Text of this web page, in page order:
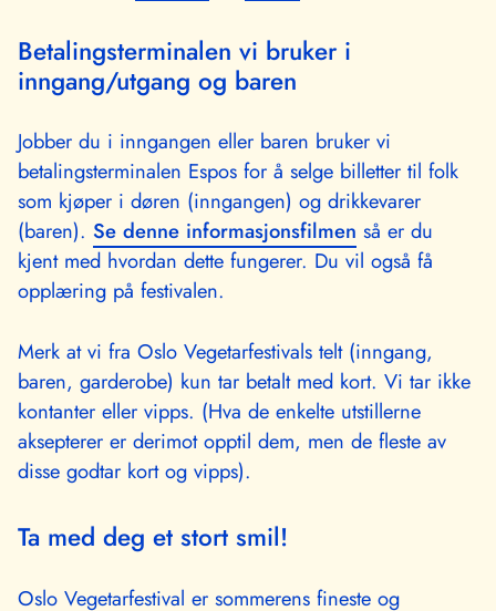
Betalingsterminalen vi bruker i
inngang/utgang og baren
Jobber du i inngangen eller baren bruker vi
betalingsterminalen Espos for å selge billetter til folk
som kjøper i døren (inngangen) og drikkevarer
(baren). Se denne informasjonsfilmen så er du
kjent med hvordan dette fungerer. Du vil også få
opplæring på festivalen.
Merk at vi fra Oslo Vegetarfestivals telt (inngang,
baren, garderobe) kun tar betalt med kort. Vi tar ikke
kontanter eller vipps. (Hva de enkelte utstillerne
aksepterer er derimot opptil dem, men de fleste av
disse godtar kort og vipps).
Ta med deg et stort smil!
Oslo Vegetarfestival er sommerens fineste og